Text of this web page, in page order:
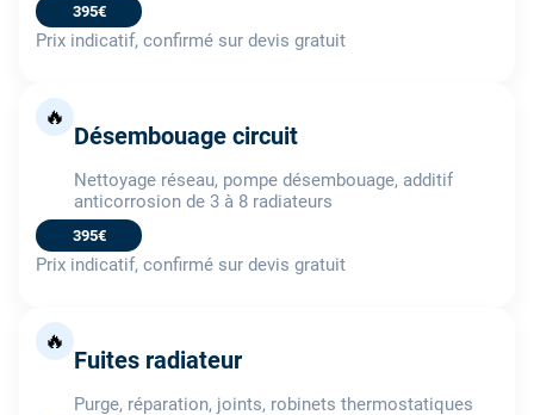
395€
Prix indicatif, confirmé sur devis gratuit
🔥
Désembouage circuit
Nettoyage réseau, pompe désembouage, additif
anticorrosion de 3 à 8 radiateurs
395€
Prix indicatif, confirmé sur devis gratuit
🔥
Fuites radiateur
Purge, réparation, joints, robinets thermostatiques